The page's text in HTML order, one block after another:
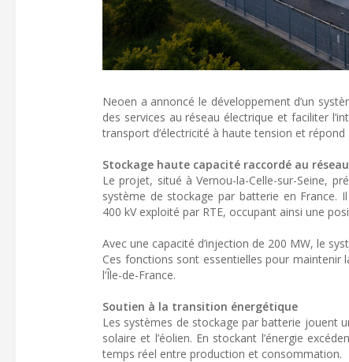
Neoen a annoncé le développement d’un
des services au réseau électrique et faciliter
transport d’électricité à haute tension et
Stockage haute capacité raccordé au
Le projet, situé à Vernou-la-Celle-sur-Seine,
système de stockage par batterie en France.
400 kV exploité par RTE, occupant ainsi une
Avec une capacité d’injection de 200 MW, le
Ces fonctions sont essentielles pour
l’Île-de-France.
Soutien à la transition énergétique
Les systèmes de stockage par batterie jouent
solaire et l’éolien. En stockant l’énergie
temps réel entre production et consommation.